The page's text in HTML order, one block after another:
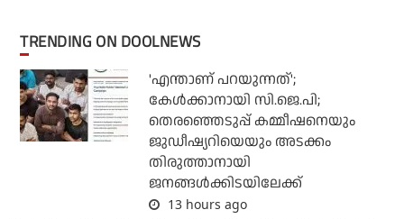
TRENDING ON DOOLNEWS
'എന്താണ് പറയുന്നത്';
കേള്‍ക്കാനായി സി.ജെ.പി;
തെരഞ്ഞെടുപ്പ് കമ്മീഷനെയും
ജുഡീഷ്യറിയെയും അടക്കം
തിരുത്താനായി
ജനങ്ങള്‍ക്കിടയിലേക്ക്
13 hours ago